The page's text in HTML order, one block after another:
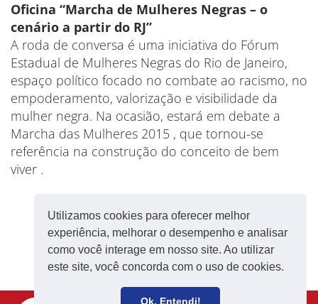
Utilizamos cookies para oferecer melhor
experiência, melhorar o desempenho e analisar
como você interage em nosso site. Ao utilizar
este site, você concorda com o uso de cookies.
Ok, Entendi!
Oficina “Marcha de Mulheres Negras – o
cenário a partir do RJ”
A roda de conversa é uma iniciativa do Fórum
Estadual de Mulheres Negras do Rio de Janeiro,
espaço político focado no combate ao racismo, no
empoderamento, valorização e visibilidade da
mulher negra. Na ocasião, estará em debate a
Marcha das Mulheres 2015 , que tornou-se
referência na construção do conceito de bem
viver .